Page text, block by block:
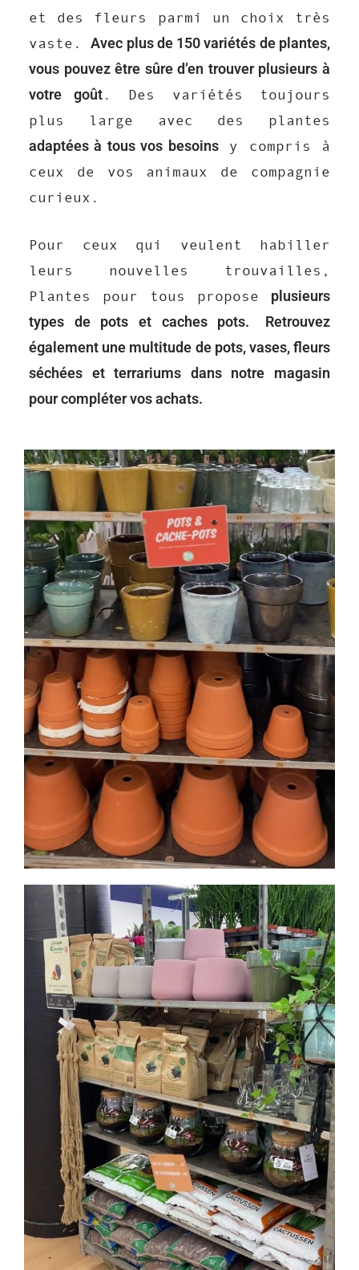
et des fleurs parmi un choix très
vaste.Avec plus de 150 variétés de plantes,
vous pouvez être sûre d’en trouver plusieurs à
votre goût. Des variétés toujours
plus large avec des plantes
adaptées à tous vos besoinsy compris à
ceux de vos animaux de compagnie
curieux.
Pour ceux qui veulent habiller
leurs nouvelles trouvailles,
Plantes pour tous propose plusieurs
types de pots et caches pots.
Retrouvez
également une multitude de pots, vases, fleurs
séchées et terrariums dans notre magasin
pour compléter vos achats.